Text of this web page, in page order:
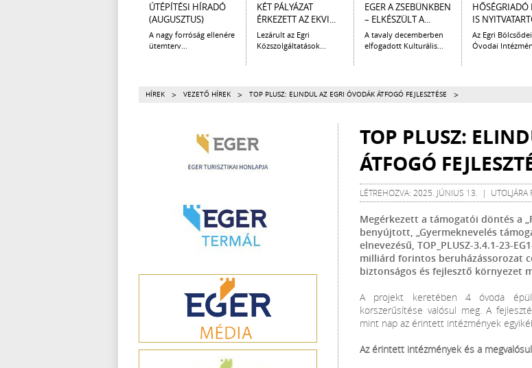
ÚTÉPÍTÉSI HÍRADÓ
(AUGUSZTUS)
A nagy forróság ellenére
ütemterv...
KÉT PÁLYÁZAT
ÉRKEZETT AZ EKVI...
Lezárult az Egri
Közszolgáltatások...
EGER A ZSEBÜNKBEN
– ELKÉSZÜLT A...
A tavaly decemberben
elfogadott Kulturális...
HŐSÉGRIADÓ
IS
Az Egri
Óvodai
HÍREK > VEZETŐ HÍREK > TOP PLUSZ: ELINDUL AZ EGRI ÓVODÁK ÁTFOGÓ FEJLESZTÉSE >
TOP PLUSZ:
ÁTFOGÓ
LÉTREHOZVA: 2025. JÚNIUS 13. | UTOLJÁRA
Megérkezett a támogatói döntés a
benyújtott, „Gyermeknevelés
elnevezésű, TOP_PLUSZ-3.4.1-23-
milliárd forintos beruházássorozat
biztonságos és fejlesztő környezet
A projekt keretében 4 óvoda
korszerűsítése valósul meg. A
mint nap az érintett intézmények
Az érintett intézmények és a